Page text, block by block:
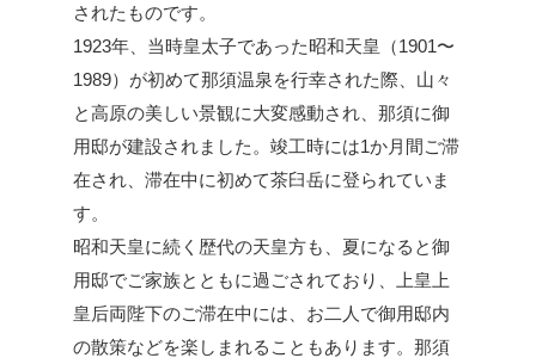
されたものです。
1923年、当時皇太子であった昭和天皇（1901〜
1989）が初めて那須温泉を行幸された際、山々
と高原の美しい景観に大変感動され、那須に御
用邸が建設されました。竣工時には1か月間ご滞
在され、滞在中に初めて茶臼岳に登られていま
す。
昭和天皇に続く歴代の天皇方も、夏になると御
用邸でご家族とともに過ごされており、上皇上
皇后両陛下のご滞在中には、お二人で御用邸内
の散策などを楽しまれることもあります。那須